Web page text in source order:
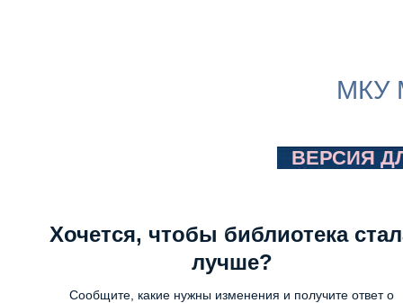
МКУ
ВЕРСИЯ
Хочется, чтобы библиотека
лучше?
Сообщите, какие нужны изменения и получите ответ о